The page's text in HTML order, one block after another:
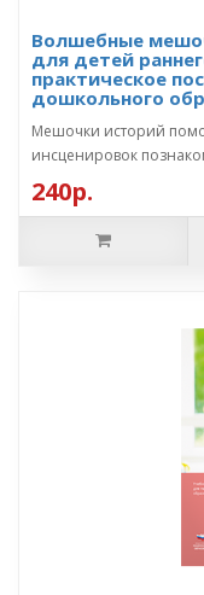
Волшебные
для детей
практическое
дошкольного
Мешочки историй
инсценировок
240р.